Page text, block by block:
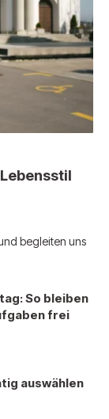
begleiten uns
So bleiben
frei
auswählen